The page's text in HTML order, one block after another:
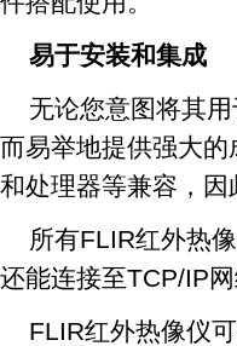
易于安装和集成
无论您意图将其
而易举地提供强大
和处理器等兼容，因
所有FLIR红外热
还能连接至TCP/IP
FLIR红外热像仪